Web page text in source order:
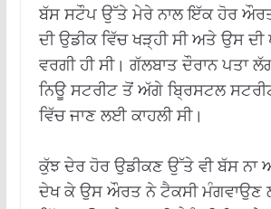
ਬੱਸ ਸਟੌਪ ਉੱਤੇ ਮੇਰੇ ਨਾਲ ਇੱਕ ਹੋਰ ਔਰਤ
ਦੀ ਉਡੀਕ ਵਿੱਚ ਖੜ੍ਹੀ ਸੀ ਅਤੇ ਉਸ ਦੀ
ਵਰਗੀ ਹੀ ਸੀ। ਗੱਲਬਾਤ ਦੌਰਾਨ ਪਤਾ
ਨਿਊ ਸਟਰੀਟ ਤੋਂ ਅੱਗੇ ਬ੍ਰਿਸਟਲ
ਵਿੱਚ ਜਾਣ ਲਈ ਕਾਹਲੀ ਸੀ।
ਕੁੱਝ ਦੇਰ ਹੋਰ ਉਡੀਕਣ ਉੱਤੇ ਵੀ ਬੱਸ ਨਾ
ਦੇਖ ਕੇ ਉਸ ਔਰਤ ਨੇ ਟੈਕਸੀ